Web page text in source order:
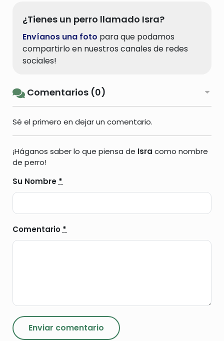
¿Tienes un perro llamado Isra?
Envíanos una foto para que podamos
compartirlo en nuestros canales de redes
sociales!
Comentarios (0)
Sé el primero en dejar un comentario.
¡Háganos saber lo que piensa de Isra como nombre
de perro!
Su Nombre *
Comentario *